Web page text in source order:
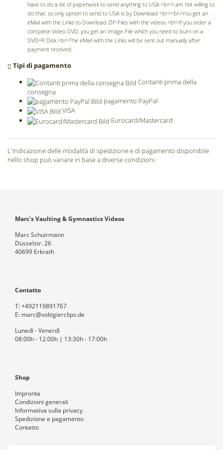
have to do a lot of paperwork to send anything to USA.<br>I am not willing to
do that, so only option to send to USA is by Download.<br><br>You get an
eMail with the Links to Download ZIP-Files with the videos.<br>If you order a
complete Video-DVD, you get an Image-File which you need to burn on a
DVD+R Disk.<br>The eMail with the Links will be sent out manually after
payment received.
Tipi di pagamento
Contanti prima della
consegna
pagamento PayPal
VISA
Eurocard/Mastercard
L'indicazione delle modalità di spedizione e di pagamento disponibile
nello shop può variare in base a diverse condizioni.
Marc's Vaulting & Gymnastics Videos
Marc Schuirmann
Düsselstr. 26
40699 Erkrath
Contatto
T:+492119891767
E: marc@voltigierclips.de
Lunedì - Venerdì
08:00h - 12:00h | 13:30h - 17:00h
Shop
Impronta
Condizioni generali
Informativa sulla privacy
Spedizione e pagamento
Contatto